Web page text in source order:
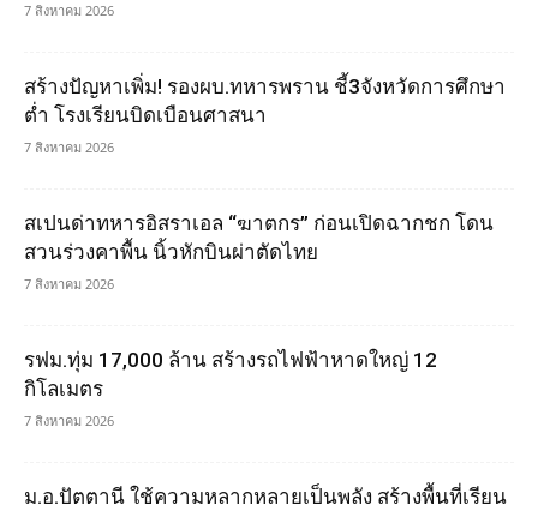
7 สิงหาคม 2026
สร้างปัญหาเพิ่ม! รองผบ.ทหารพราน ชี้3จังหวัดการศึกษา
ต่ำ โรงเรียนบิดเบือนศาสนา
7 สิงหาคม 2026
สเปนด่าทหารอิสราเอล “ฆาตกร” ก่อนเปิดฉากชก โดน
สวนร่วงคาพื้น นิ้วหักบินผ่าตัดไทย
7 สิงหาคม 2026
รฟม.ทุ่ม 17,000 ล้าน สร้างรถไฟฟ้าหาดใหญ่ 12
กิโลเมตร
7 สิงหาคม 2026
ม.อ.ปัตตานี ใช้ความหลากหลายเป็นพลัง สร้างพื้นที่เรียน